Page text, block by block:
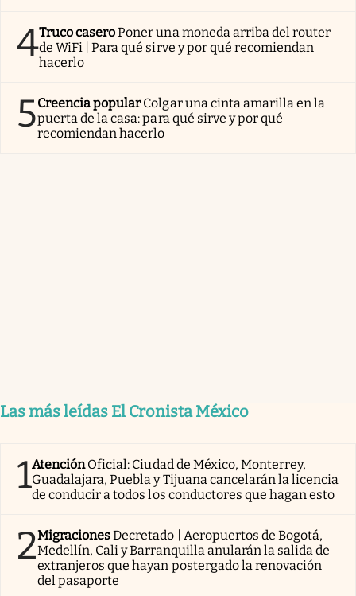
4Truco caseroPoner una moneda arriba del router
de WiFi | Para qué sirve y por qué recomiendan
hacerlo
5Creencia popularColgar una cinta amarilla en la
puerta de la casa: para qué sirve y por qué
recomiendan hacerlo
Las más leídas El Cronista México
1AtenciónOficial: Ciudad de México, Monterrey,
Guadalajara, Puebla y Tijuana cancelarán la licencia
de conducir a todos los conductores que hagan esto
2MigracionesDecretado | Aeropuertos de Bogotá,
Medellín, Cali y Barranquilla anularán la salida de
extranjeros que hayan postergado la renovación
del pasaporte